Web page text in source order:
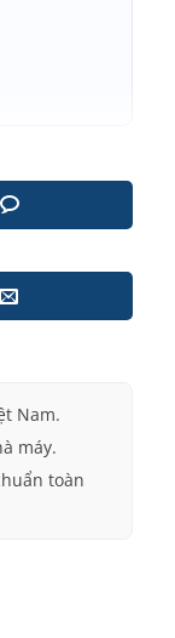
Nam.
máy.
toàn